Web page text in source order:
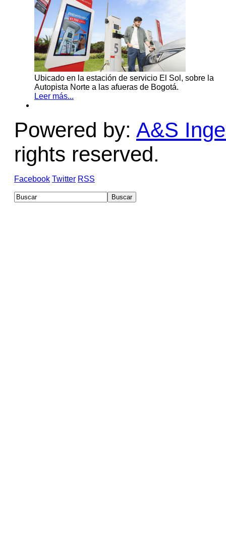
Ubicado en la estación de servicio El Sol, sobre la
Autopista Norte a las afueras de Bogotá.
Leer más...
Powered by: A&S
rights reserved.
Facebook Twitter RSS